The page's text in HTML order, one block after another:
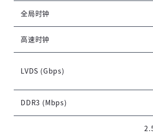
账
获
全局时钟
高速时钟
LVDS (Gbps)
DDR3 (Mbps)